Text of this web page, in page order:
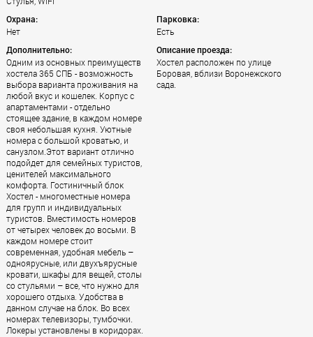
Охрана:
Нет
Парковка:
Есть
Дополнительно:
Одним из основных преимуществ
хостела 365 СПБ - возможность
выбора варианта проживания на
любой вкус и кошелек. Корпус с
апартаментами - отдельно
стоящее здание, в каждом номере
своя небольшая кухня. Уютные
номера с большой кроватью, и
санузлом.Этот вариант отлично
подойдет для семейных туристов,
ценителей максимального
комфорта. Гостиничный блок
Хостел - многоместные номера
для групп и индивидуальных
туристов. Вместимость номеров
от четырех человек до восьми. В
каждом номере стоит
современная, удобная мебель –
одноярусные, или двухъярусные
кровати, шкафы для вещей, столы
со стульями – все, что нужно для
хорошего отдыха. Удобства в
данном случае на блок. Во всех
номерах телевизоры, тумбочки.
Локеры установлены в коридорах.
Описание проезда:
Хостел расположен по улице
Боровая, вблизи Воронежского
сада.